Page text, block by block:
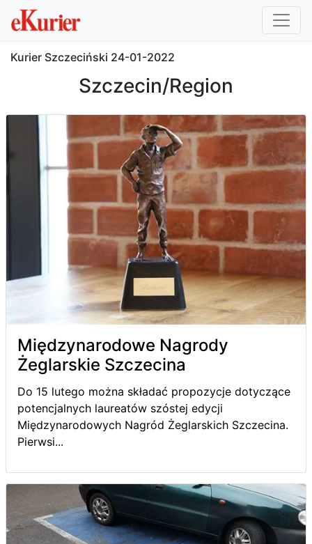
Kurier Szczeciński 24-01-2022
Szczecin/Region
Międzynarodowe Nagrody
Żeglarskie Szczecina
Do 15 lutego można składać propozycje dotyczące
potencjalnych laureatów szóstej edycji
Międzynarodowych Nagród Żeglarskich Szczecina.
Pierwsi...